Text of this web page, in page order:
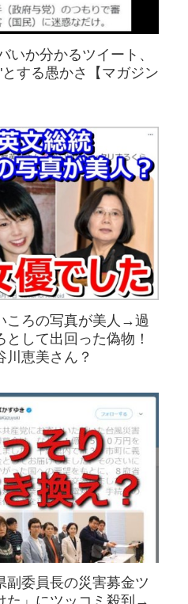
いか分かるツイート、
する愚かさ【マガジン
ころの写真が美人→過
して出回った偽物！
川恵美さん？
副委員長の災害募金ツ